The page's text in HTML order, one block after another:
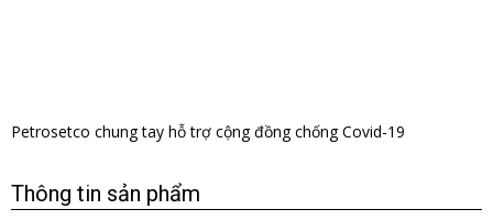
​Petrosetco chung tay hỗ trợ cộng đồng chống Covid-19
Thông tin sản phẩm